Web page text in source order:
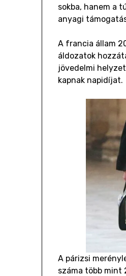
sokba, hanem a
anyagi
A francia állam
áldozatok
jövedelmi
kapnak napidíjat.
A párizsi
száma több mint